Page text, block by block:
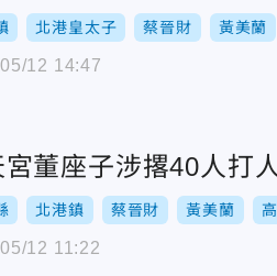
北港皇太子 蔡晉財 黃美蘭
12 14:47
宮董座子涉撂40人打
北港鎮 蔡晉財 黃美蘭
12 11:22